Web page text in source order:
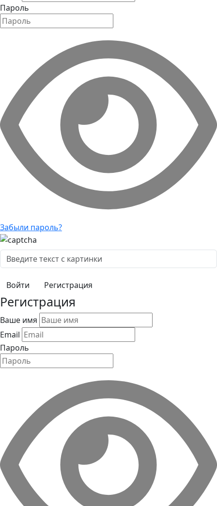
Пароль
Забыли пароль?
Регистрация
Регистрация
Ваше имя
Email
Пароль